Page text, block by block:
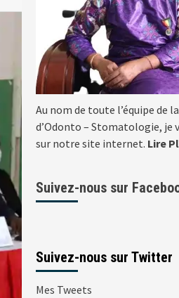
Au nom de toute l’équipe de
d’Odonto – Stomatologie, je
sur notre site internet. Lire
Suivez-nous sur
Suivez-nous sur Twitter
Mes Tweets